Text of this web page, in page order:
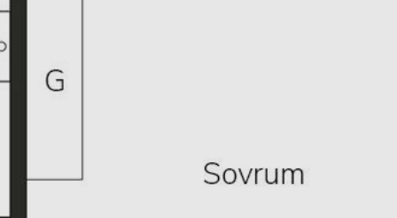
Jobba med oss